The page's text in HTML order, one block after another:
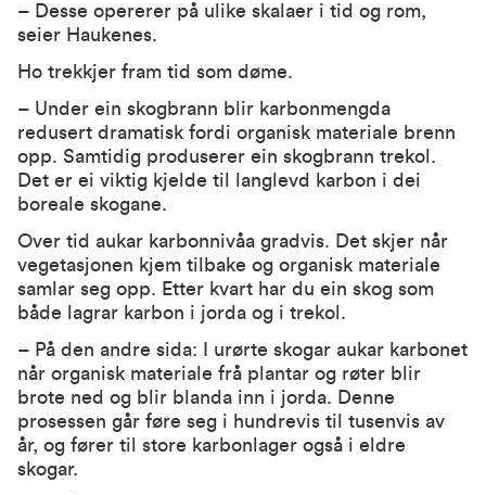
– Desse opererer på ulike skalaer i tid og rom,
seier Haukenes.
Ho trekkjer fram tid som døme.
– Under ein skogbrann blir karbonmengda
redusert dramatisk fordi organisk materiale brenn
opp. Samtidig produserer ein skogbrann trekol.
Det er ei viktig kjelde til langlevd karbon i dei
boreale skogane.
Over tid aukar karbonnivåa gradvis. Det skjer når
vegetasjonen kjem tilbake og organisk materiale
samlar seg opp. Etter kvart har du ein skog som
både lagrar karbon i jorda og i trekol.
– På den andre sida: I urørte skogar aukar karbonet
når organisk materiale frå plantar og røter blir
brote ned og blir blanda inn i jorda. Denne
prosessen går føre seg i hundrevis til tusenvis av
år, og fører til store karbonlager også i eldre
skogar.